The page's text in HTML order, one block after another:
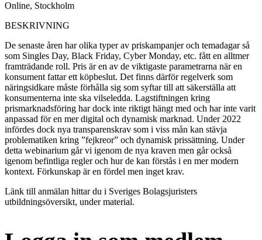
Online, Stockholm
BESKRIVNING
De senaste åren har olika typer av priskampanjer och temadagar så
som Singles Day, Black Friday, Cyber Monday, etc. fått en alltmer
framträdande roll. Pris är en av de viktigaste parametrarna när en
konsument fattar ett köpbeslut. Det finns därför regelverk som
näringsidkare måste förhålla sig som syftar till att säkerställa att
konsumenterna inte ska vilseledda. Lagstiftningen kring
prismarknadsföring har dock inte riktigt hängt med och har inte varit
anpassad för en mer digital och dynamisk marknad. Under 2022
infördes dock nya transparenskrav som i viss mån kan stävja
problematiken kring ”fejkreor” och dynamisk prissättning. Under
detta webinarium går vi igenom de nya kraven men går också
igenom befintliga regler och hur de kan förstås i en mer modern
kontext. Förkunskap är en fördel men inget krav.
Länk till anmälan hittar du i Sveriges Bolagsjuristers
utbildningsöversikt, under material.